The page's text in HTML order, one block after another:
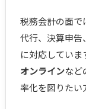
税務会計の面で
代行、決算申告
に対応していま
オンラインなど
率化を図りたい